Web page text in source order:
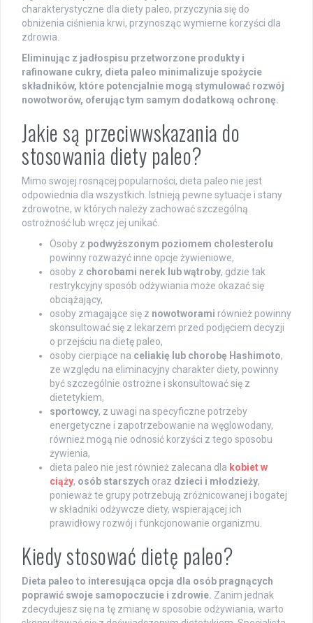
charakterystyczne dla diety paleo, przyczynia się do
obniżenia ciśnienia krwi, przynosząc wymierne korzyści dla
zdrowia.
Eliminując z jadłospisu przetworzone produkty i
rafinowane cukry, dieta paleo minimalizuje spożycie
składników, które potencjalnie mogą stymulować rozwój
nowotworów, oferując tym samym dodatkową ochronę.
Jakie są przeciwwskazania do
stosowania diety paleo?
Mimo swojej rosnącej popularności, dieta paleo nie jest
odpowiednia dla wszystkich. Istnieją pewne sytuacje i stany
zdrowotne, w których należy zachować szczególną
ostrożność lub wręcz jej unikać.
Osoby z podwyższonym poziomem cholesterolu
powinny rozważyć inne opcje żywieniowe,
osoby z chorobami nerek lub wątroby, gdzie tak
restrykcyjny sposób odżywiania może okazać się
obciążający,
osoby zmagające się z nowotworami również powinny
skonsultować się z lekarzem przed podjęciem decyzji
o przejściu na dietę paleo,
osoby cierpiące na celiakię lub chorobę Hashimoto,
ze względu na eliminacyjny charakter diety, powinny
być szczególnie ostrożne i skonsultować się z
dietetykiem,
sportowcy, z uwagi na specyficzne potrzeby
energetyczne i zapotrzebowanie na węglowodany,
również mogą nie odnosić korzyści z tego sposobu
żywienia,
dieta paleo nie jest również zalecana dla kobiet w
ciąży, osób starszych oraz dzieci i młodzieży,
ponieważ te grupy potrzebują zróżnicowanej i bogatej
w składniki odżywcze diety, wspierającej ich
prawidłowy rozwój i funkcjonowanie organizmu.
Kiedy stosować dietę paleo?
Dieta paleo to interesująca opcja dla osób pragnących
poprawić swoje samopoczucie i zdrowie. Zanim jednak
zdecydujesz się na tę zmianę w sposobie odżywiania, warto